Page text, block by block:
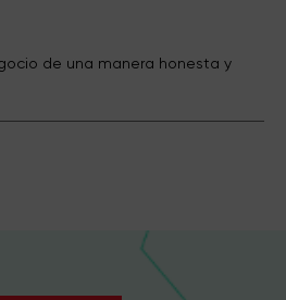
de una manera honesta y